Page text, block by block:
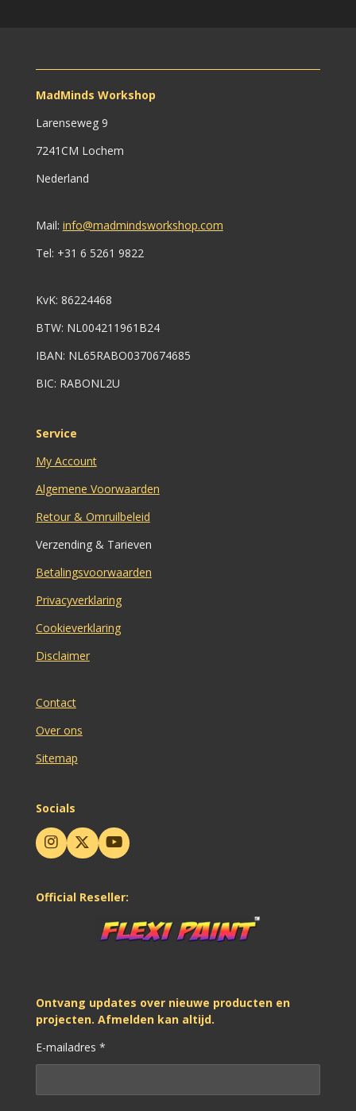
MadMinds Workshop
Larenseweg 9
7241CM Lochem
Nederland
Mail: info@madmindsworkshop.com
Tel: +31 6 5261 9822
KvK: 86224468
BTW: NL004211961B24
IBAN: NL65RABO0370674685
BIC: RABONL2U
Service
My Account
Algemene Voorwaarden
Retour & Omruilbeleid
Verzending & Tarieven
Betalingsvoorwaarden
Privacyverklaring
Cookieverklaring
Disclaimer
Contact
Over ons
Sitemap
Socials
I
n
t
a
X
Y
o
T
u
b
e
Official Reseller:
Ontvang updates over nieuwe producten en
projecten. Afmelden kan altijd.
E-mailadres *